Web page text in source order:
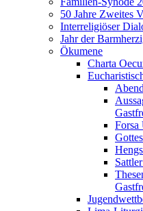
50 Jahre Zweites
Interreligiöser
Jahr der
Ökumene
Charta
Forsa